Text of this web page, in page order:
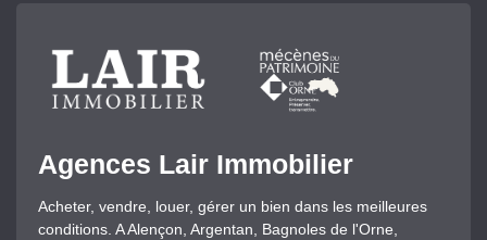
Agences Lair Immobilier
Acheter, vendre, louer, gérer un bien dans les meilleures
conditions. A Alençon, Argentan, Bagnoles de l'Orne,